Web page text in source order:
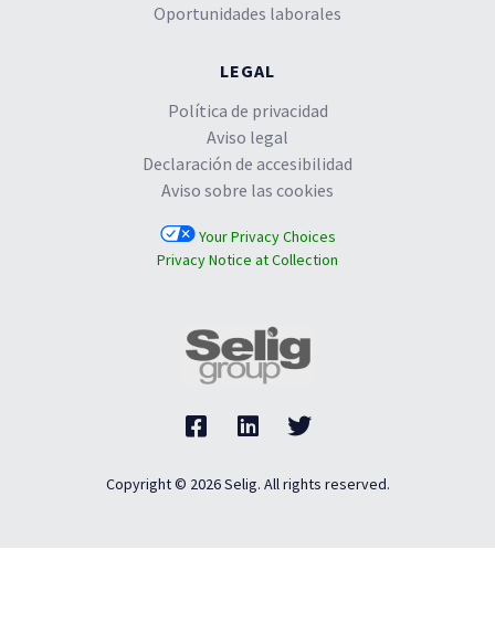
Oportunidades laborales
LEGAL
Política de privacidad
Aviso legal
Declaración de accesibilidad
Aviso sobre las cookies
Your Privacy Choices
Privacy Notice at Collection
Copyright © 2026 Selig. All rights reserved.